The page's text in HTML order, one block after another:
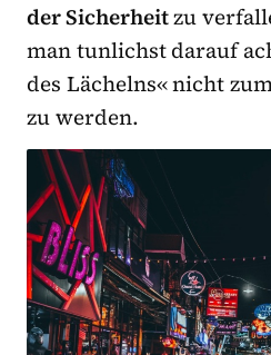
der Sicherheitzu
man tunlichst darauf
des Lächelns« nicht
zu werden.